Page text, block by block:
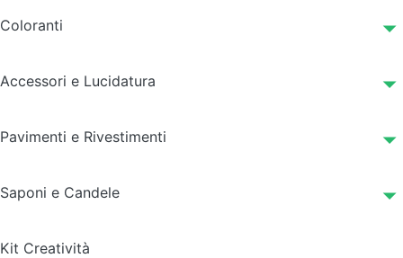
Coloranti
Accessori e Lucidatura
Pavimenti e Rivestimenti
Saponi e Candele
Kit Creatività